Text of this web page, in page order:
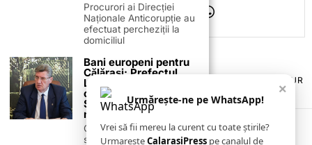
TERMENI ȘI CONDIȚII
POLITICA DE ANULARE & RETUR
PUBLICITATE ONLINE & TIPĂRITĂ
CONTACT
ZIARUL ANUNȚUL CĂLĂRĂȘEAN
×
Urmărește-ne pe WhatsApp!
Vrei să fii mereu la curent cu toate știrile?
UrmareșteCalarasiPress pe canalul de
Procurori ai Direcției
Naționale Anticorupție au
efectuat percheziții la
domiciliul
Bani europeni pentru
Călărași: Prefectul
Laurențiu State anunță
colaborarea cu ADR
Sud-Muntenia pentru
noi finanțări
Călărașul se pregătește
să intre pe harta